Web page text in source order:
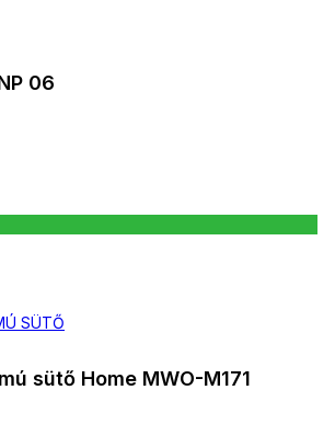
06
SÜTŐ
sütő Home MWO-M171